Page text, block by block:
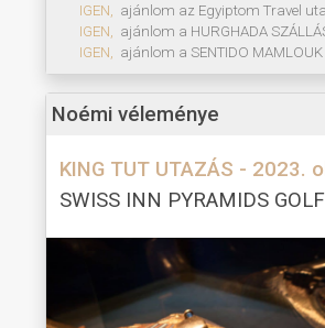
IGEN,
ajánlom az Egyiptom Travel
IGEN,
ajánlom a HURGHADA
IGEN,
ajánlom a SENTIDO MAMLOUK
Noémi véleménye
KING TUT UTAZÁS - 2023.
SWISS INN PYRAMIDS